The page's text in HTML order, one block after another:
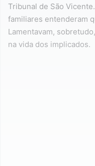
Tribunal de São
familiares entenderam
Lamentavam,
na vida dos implicados.